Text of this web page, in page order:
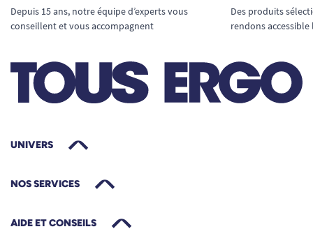
Depuis 15 ans, notre équipe d’experts vous
conseillent et vous accompagnent
Des produits
rendons
UNIVERS
NOS SERVICES
AIDE ET CONSEILS